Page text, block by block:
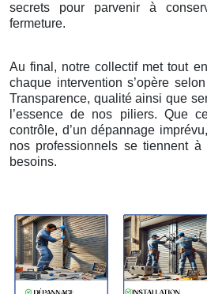
secrets pour parvenir à
fermeture.
Au final, notre collectif met tout
chaque intervention s’opère
Transparence, qualité ainsi que
l’essence de nos piliers. Que
contrôle, d’un dépannage
nos professionnels se tiennent
besoins.